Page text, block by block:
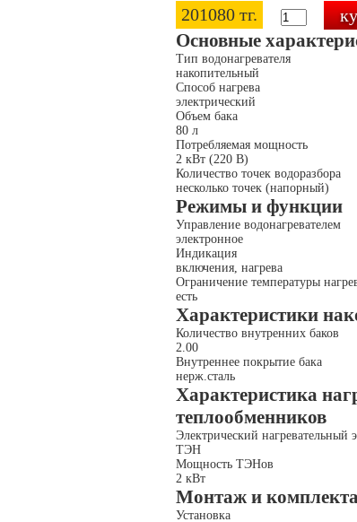
201080 тг.
Основные
Тип водонагревателя
накопительный
Способ нагрева
электрический
Объем бака
80 л
Потребляемая мощность
2 кВт (220 В)
Количество точек водоразбора
несколько точек (напорный)
Режимы и функции
Управление водонагревателем
электронное
Индикация
включения, нагрева
Ограничение температуры
есть
Характеристики
Количество внутренних баков
2.00
Внутреннее покрытие бака
нерж.сталь
Характеристика
теплообменников
Электрический нагревательный
ТЭН
Мощность ТЭНов
2 кВт
Монтаж и
Установка